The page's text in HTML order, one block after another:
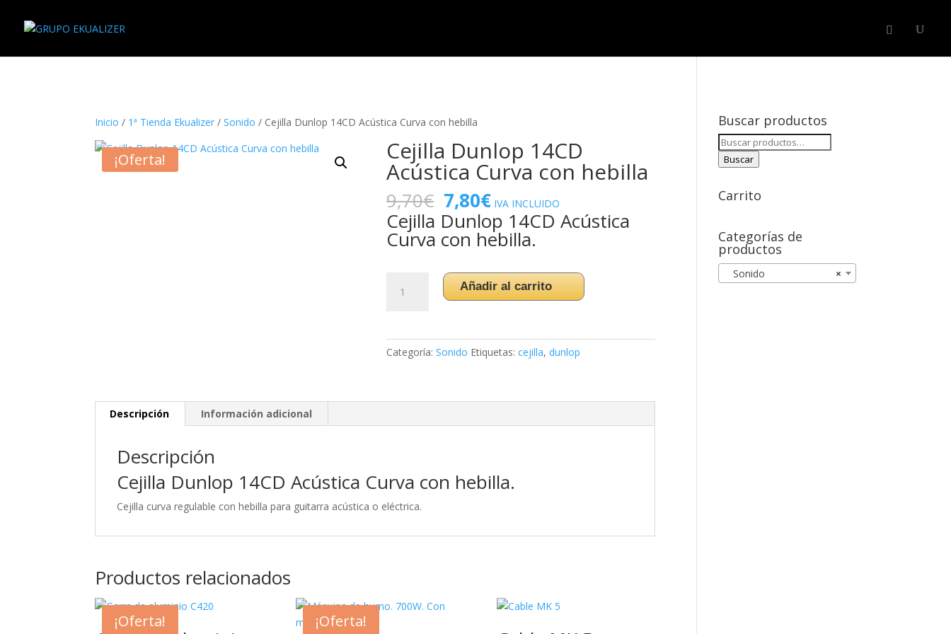
Inicio / 1ª Tienda Ekualizer /Sonido / Cejilla Dunlop 14CD Acústica Curva con hebilla
¡Oferta! Cejilla Dunlop 14CD
Acústica Curva con hebilla
9,70€ El
precio
original
era:
7,80€El
precio
actual
es:
IVA INCLUIDO
Cejilla Dunlop 14CD Acústica
Curva con hebilla.
Dunlop
Añadir al carrito
Categoría:Sonido Etiquetas:cejilla,dunlop
Descripción Información adicional
Descripción
Cejilla Dunlop 14CD Acústica Curva con hebilla.
Cejilla curva regulable con hebilla para guitarra acústica o eléctrica.
Productos relacionados
¡Oferta! ¡Oferta!
Buscar productos
Buscar
por:
Buscar
Carrito
Categorías de
productos
×
Sonido